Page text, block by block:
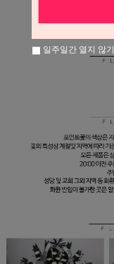
일주일간 열지 않기